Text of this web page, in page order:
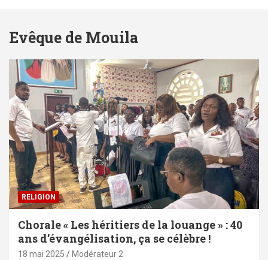
Evêque de Mouila
RELIGION
Chorale « Les héritiers de la louange » : 40
ans d’évangélisation, ça se célèbre !
18 mai 2025 Modérateur 2